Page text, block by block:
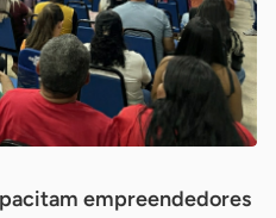
empreendedores